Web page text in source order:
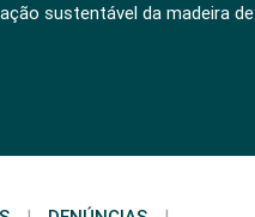
sustentável da madeira de